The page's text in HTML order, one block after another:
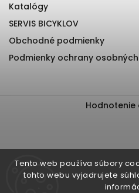
Tento web používa súbory
tohto webu vyjadrujete
Katalógy
SERVIS BICYKLOV
Obchodné podmienky
Podmienky ochrany